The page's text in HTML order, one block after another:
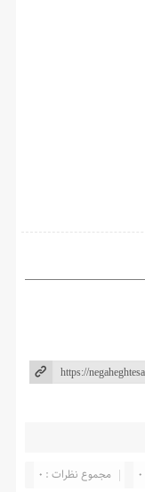
مجموع نظرات : 0